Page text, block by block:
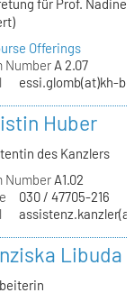
Offerings
NumberA 2.07
essi.glomb(at)kh-
Huber
des Kanzlers
NumberA1.02
030 / 47705-216
Libuda